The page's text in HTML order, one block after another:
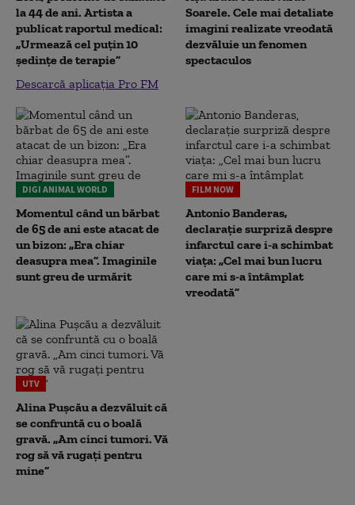
la 44 de ani. Artista a
publicat raportul medical:
„Urmează cel puțin 10
ședințe de terapie”
Descarcă aplicația Pro FM
Soarele. Cele mai detaliate
imagini realizate vreodată
dezvăluie un fenomen
spectaculos
DIGI ANIMAL WORLD
Momentul când un bărbat
de 65 de ani este atacat de
un bizon: „Era chiar
deasupra mea”. Imaginile
sunt greu de urmărit
FILM NOW
Antonio Banderas,
declarație surpriză despre
infarctul care i-a schimbat
viața: „Cel mai bun lucru
care mi s-a întâmplat
vreodată”
UTV
Alina Pușcău a dezvăluit că
se confruntă cu o boală
gravă. „Am cinci tumori. Vă
rog să vă rugați pentru
mine”